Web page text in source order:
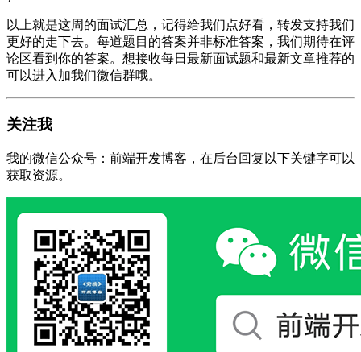
以上就是这周的面试汇总，记得给我们点好看，转发支持我们
更好的走下去。每道题目的答案并非标准答案，我们期待在评
论区看到你的答案。想接收每日最新面试题和最新文章推荐的
可以进入加我们微信群哦。
关注我
我的微信公众号：前端开发博客，在后台回复以下关键字可以
获取资源。